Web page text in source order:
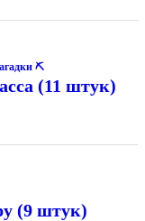
⛏
(11 штук)
(9 штук)